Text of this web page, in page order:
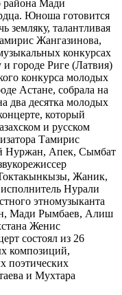
района Мади
Юноша готовится
земляку, талантливая
Жангазинова,
конкурсах
и городе Риге (Латвия)
конкурса молодых
Астане, собрала на
два десятка молодых
который
и русском
Тамирис
Нуржан, Апек, Сымбат
Жаник,
Нурали
этномузыканта
Мади Рымбаев, Алиш
Женис
состоял из 26
композиций,
поэтических
и Мухтара